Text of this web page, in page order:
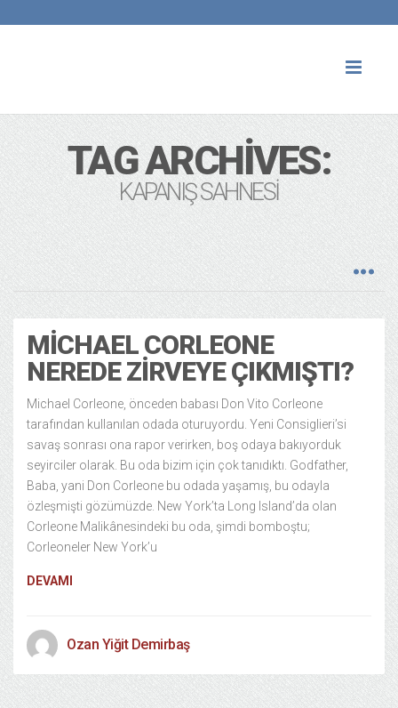
TAG ARCHIVES:
KAPANIŞ SAHNESI
MICHAEL CORLEONE
NEREDE ZIRVEYE ÇIKMIŞTI?
Michael Corleone, önceden babası Don Vito Corleone
tarafından kullanılan odada oturuyordu. Yeni Consiglieri’si
savaş sonrası ona rapor verirken, boş odaya bakıyorduk
seyirciler olarak. Bu oda bizim için çok tanıdıktı. Godfather,
Baba, yani Don Corleone bu odada yaşamış, bu odayla
özleşmişti gözümüzde. New York’ta Long Island’da olan
Corleone Malikânesindeki bu oda, şimdi bomboştu;
Corleoneler New York’u
DEVAMI
Ozan Yiğit Demirbaş